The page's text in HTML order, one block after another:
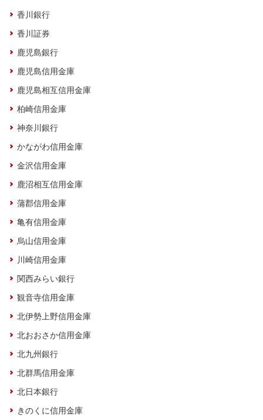
香川銀行
香川証券
鹿児島銀行
鹿児島信用金庫
鹿児島相互信用金庫
柏崎信用金庫
神奈川銀行
かながわ信用金庫
金沢信用金庫
鹿沼相互信用金庫
蒲郡信用金庫
亀有信用金庫
烏山信用金庫
川崎信用金庫
関西みらい銀行
観音寺信用金庫
北伊勢上野信用金庫
北おおさか信用金庫
北九州銀行
北群馬信用金庫
北日本銀行
きのくに信用金庫